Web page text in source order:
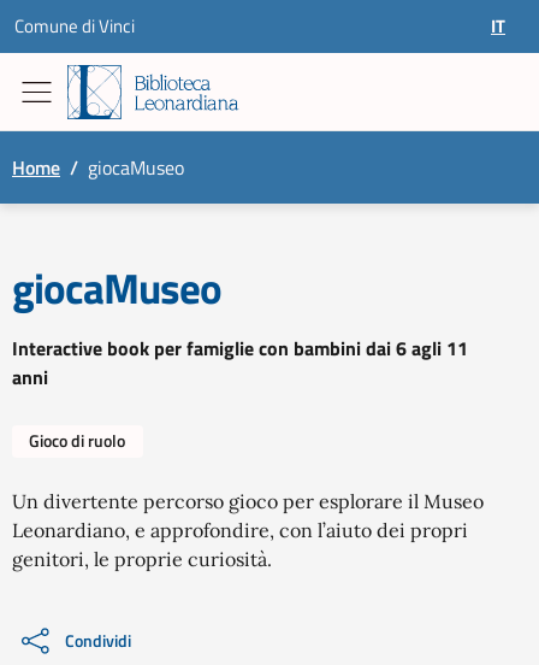
Skip to content
Comune di Vinci IT
Home / giocaMuseo
giocaMuseo
Interactive book per famiglie con bambini dai 6 agli 11
anni
Gioco di ruolo
Un divertente percorso gioco per esplorare il Museo
Leonardiano, e approfondire, con l’aiuto dei propri
genitori, le proprie curiosità.
Condividi